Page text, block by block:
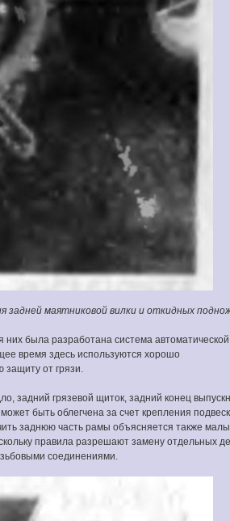
маятниковой вилки и откидных
была разработана система автоматической
время здесь используются хорошо
от грязи.
задний грязевой щиток, задний конец
быть облегчена за счет крепления
заднюю часть рамы объясняется также
правила разрешают замену отдельных
соединениями.